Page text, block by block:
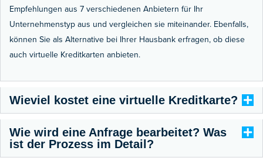
Empfehlungen aus 7 verschiedenen Anbietern für Ihr
Unternehmenstyp aus und vergleichen sie miteinander. Ebenfalls,
können Sie als Alternative bei Ihrer Hausbank erfragen, ob diese
auch virtuelle Kreditkarten anbieten.
Wieviel kostet eine virtuelle Kreditkarte?
Wie wird eine Anfrage bearbeitet? Was
ist der Prozess im Detail?